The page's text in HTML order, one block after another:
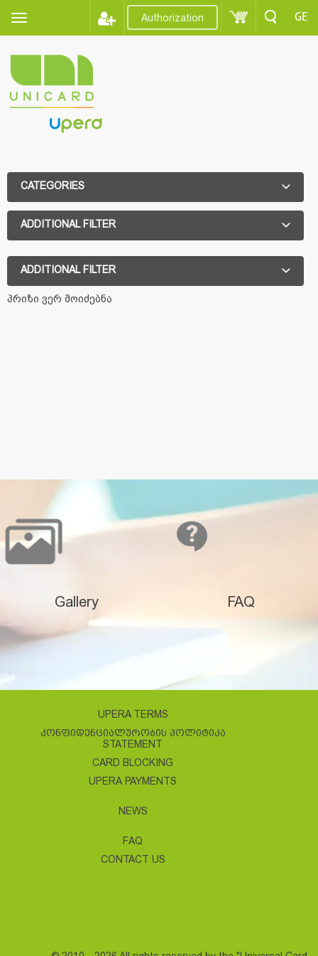
Authorization GE
CATEGORIES
ADDITIONAL FILTER
ADDITIONAL FILTER
პრიზი ვერ მოიძებნა
Gallery FAQ
UPERA TERMS
ᲙᲝᲜᲤᲘᲓᲔᲜᲪᲘᲐᲚᲣᲠᲝᲑᲘᲡ ᲞᲝᲚᲘᲢᲘᲙᲐ
STATEMENT
CARD BLOCKING
UPERA PAYMENTS
NEWS
FAQ
CONTACT US